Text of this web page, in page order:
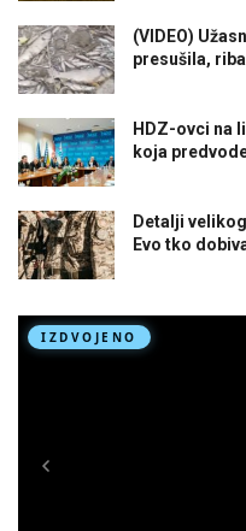
(VIDEO)
presušila,
HDZ-ovci na
koja
Detalji
Evo tko